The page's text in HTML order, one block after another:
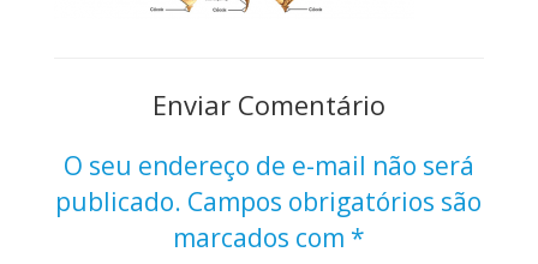
Enviar Comentário
O seu endereço de e-mail não será
publicado. Campos obrigatórios são
marcados com *